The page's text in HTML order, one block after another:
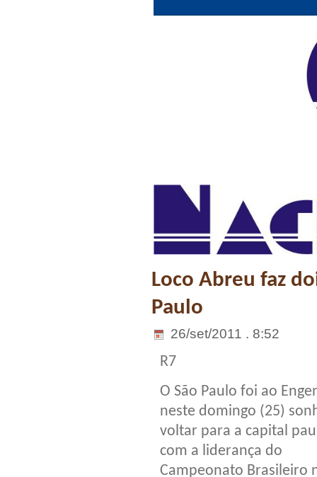
Loco Abreu faz
Paulo
26/set/2011 . 8:52
R7
O São Paulo foi ao
neste domingo (25)
voltar para a capital
com a liderança do
Campeonato Brasileiro